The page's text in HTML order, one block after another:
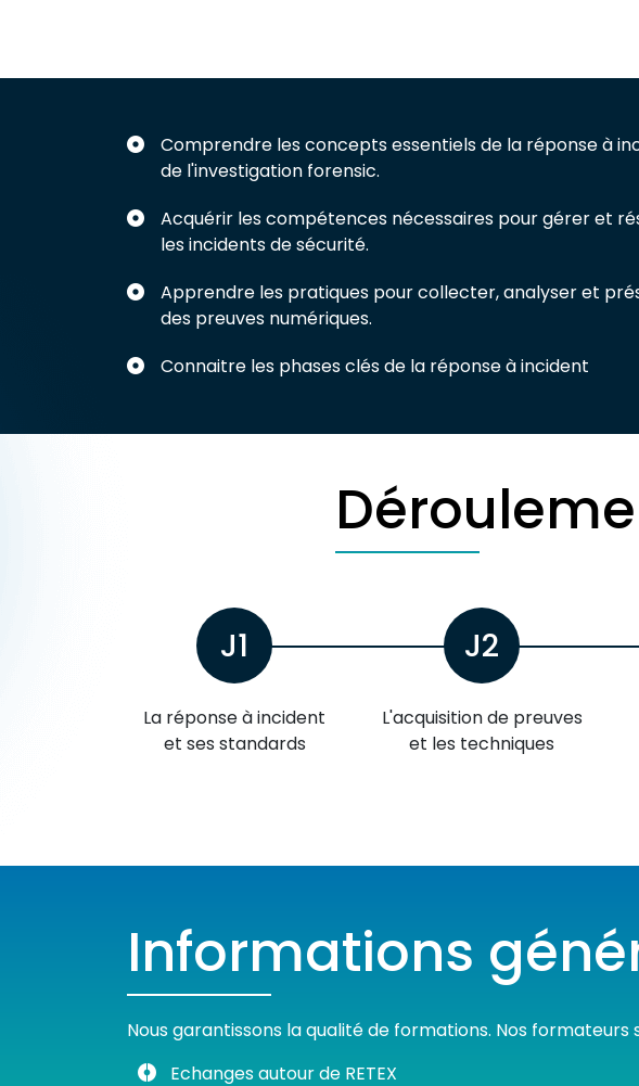
Comprendre les concepts essentiels de la réponse à
de l'investigation forensic.
Acquérir les compétences nécessaires pour gérer et
les incidents de sécurité.
Apprendre les pratiques pour collecter, analyser et
des preuves numériques.
Connaitre les phases clés de la réponse à incident
J1
La réponse à incident
et ses standards
J2
L'acquisition de preuves
et les techniques
Informations
Nous garantissons la qualité de formations. Nos
Echanges autour de RETEX